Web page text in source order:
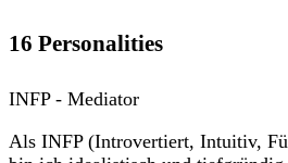
16 Personalities
INFP - Mediator
Als INFP (Introvertiert, Intuitiv,